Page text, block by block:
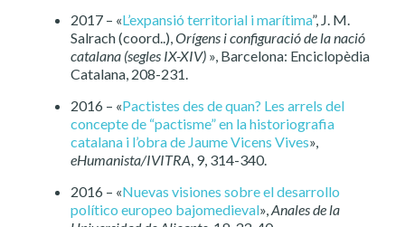
2017 – «L’expansió territorial i marítima”, J. M.
Salrach (coord..),Orígens i configuració de la nació
catalana (segles IX-XIV) », Barcelona: Enciclopèdia
Catalana, 208-231.
2016 – «Pactistes des de quan? Les arrels del
concepte de “pactisme” en la historiografia
catalana i l’obra de Jaume Vicens Vives»,
eHumanista/IVITRA, 9, 314-340.
2016 – «Nuevas visiones sobre el desarrollo
político europeo bajomedieval»,Anales de la